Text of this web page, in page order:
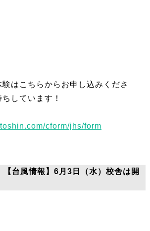
はこちらからお申し込みくださ
しています！
cform/jhs/form
台風情報】6月3日（水）校舎は開